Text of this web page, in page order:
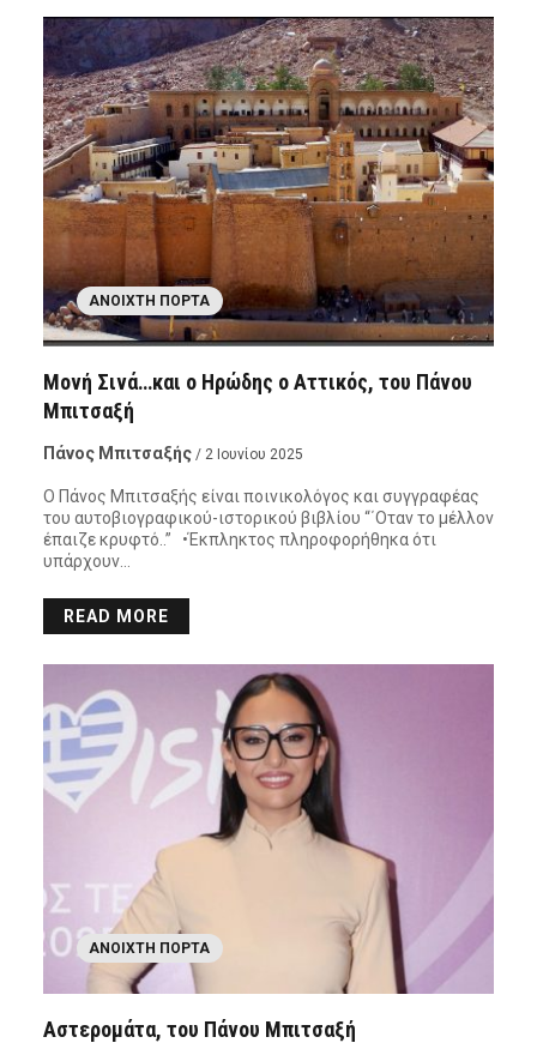
ΑΝΟΙΧΤΉ ΠΌΡΤΑ
Μονή Σινά…και ο Ηρώδης ο Αττικός, του Πάνου
Μπιτσαξή
Πάνος Μπιτσαξής / 2 Ιουνίου 2025
Ο Πάνος Μπιτσαξής είναι ποινικολόγος και συγγραφέας
του αυτοβιογραφικού-ιστορικού βιβλίου “΄Οταν το μέλλον
έπαιζε κρυφτό..” •Έκπληκτος πληροφορήθηκα ότι
υπάρχουν…
READ MORE
ΑΝΟΙΧΤΉ ΠΌΡΤΑ
Αστερομάτα, του Πάνου Μπιτσαξή